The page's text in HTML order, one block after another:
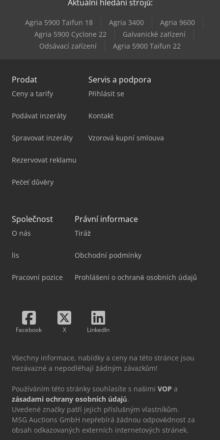
Komatsu Pc210Lc-8
Man Le 8
Man Tgl 8
Aktuální hledání strojů:
Agria 5900 Taifun 18 Agria 3400
Agria 9600
Agria 5900 Cyclone 22
Galvanické zařízení
Odsávací zařízení
Agria 5900 Taifun 22
Prodat
Ceny a tarify
Podávat inzeráty
Spravovat inzeráty
Rezervovat reklamu
Pečeť důvěry
Servis a podpora
Přihlásit se
Kontakt
Vzorová kupní smlouva
Společnost
O nás
lis
Pracovní pozice
Právní informace
Tiráž
Obchodní podmínky
Prohlášení o ochraně osobních údajů
Facebook X LinkedIn
Všechny informace, nabídky a ceny na této stránce jsou
nezávazné a nepodléhají žádným závazkům!
Používáním této stránky souhlasíte s našimi VOP a
zásadami ochrany osobních údajů.
Uvedené značky patří jejich příslušným vlastníkům.
MSG Auctions GmbH nepřebírá žádnou odpovědnost za
obsah odkazovaných externích internetových stránek.